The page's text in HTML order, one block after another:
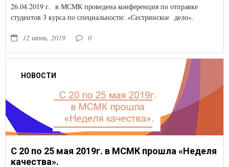
26.04.2019 г. в МСМК проведена конференция по отправке
студентов 3 курса по специальности: «Сестринское дело».
12 июнь, 2019 0
НОВОСТИ
С 20 по 25 мая 2019г. в МСМК прошла «Неделя
качества».